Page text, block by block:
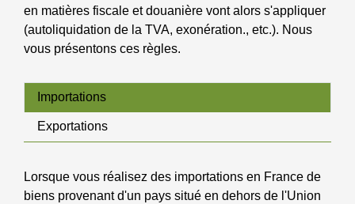
en matières fiscale et douanière vont alors s'appliquer
(autoliquidation de la TVA, exonération., etc.). Nous
vous présentons ces règles.
Importations
Exportations
Lorsque vous réalisez des importations en France de
biens provenant d'un pays situé en dehors de l'Union